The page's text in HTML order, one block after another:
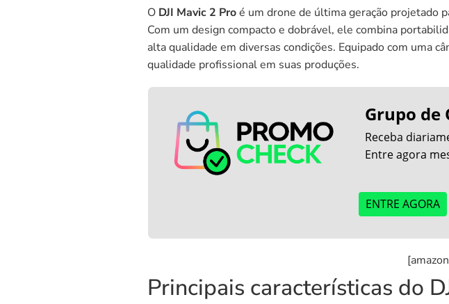
O DJI Mavic 2 Proé um drone de última geração projetado
Com um design compacto e dobrável, ele combina
alta qualidade em diversas condições. Equipado com uma
qualidade profissional em suas produções.
Grupo de
Receba
Entre agora
ENTRE AGORA
Principais características do